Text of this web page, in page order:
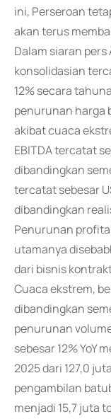
ini, Perseroan
akan terus
Dalam siaran pers
konsolidasian
12% secara
penurunan harga
akibat cuaca
EBITDA tercatat
dibandingkan
tercatat sebesar
dibandingkan
Penurunan
utamanya
dari bisnis
Cuaca ekstrem,
dibandingkan
penurunan
sebesar 12% YoY
2025 dari 127,0
pengambilan
menjadi 15,7 juta